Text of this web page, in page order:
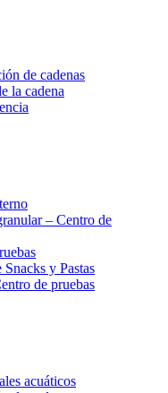
de cadenas
la cadena
– Centro de
y Pastas
de pruebas
acuáticos